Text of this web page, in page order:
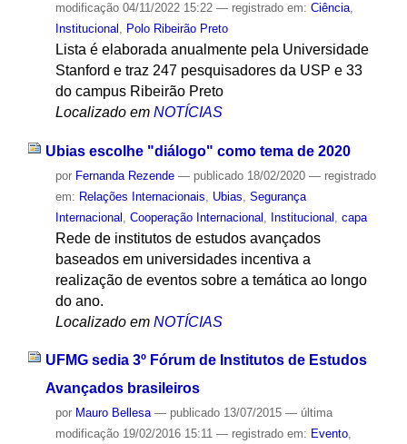
modificação04/11/2022 15:22 — registrado em: Ciência,
Institucional , Polo Ribeirão Preto
Lista é elaborada anualmente pela Universidade
Stanford e traz 247 pesquisadores da USP e 33
do campus Ribeirão Preto
Localizado em NOTÍCIAS
Ubias escolhe "diálogo" como tema de 2020
por Fernanda Rezende — publicado18/02/2020 — registrado
em: Relações Internacionais Ubias Segurança
Internacional Cooperação Internacional Institucional capa
Rede de institutos de estudos avançados
baseados em universidades incentiva a
realização de eventos sobre a temática ao longo
do ano.
Localizado em NOTÍCIAS
UFMG sedia 3º Fórum de Institutos de Estudos
Avançados brasileiros
por Mauro Bellesa — publicado13/07/2015 — última
modificação19/02/2016 15:11 — registrado em: Evento,